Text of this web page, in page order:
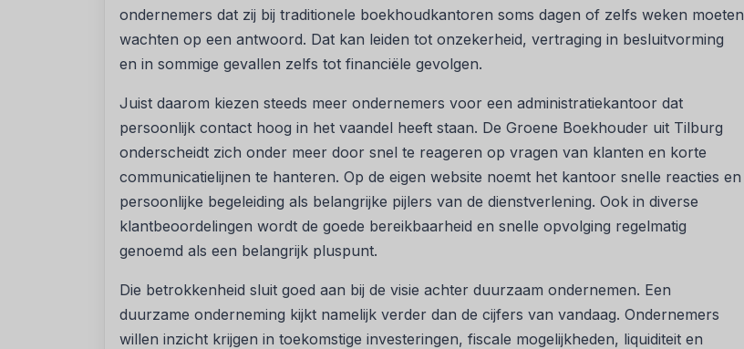
ondernemers dat zij bij traditionele boekhoudkantoren soms dagen of zelfs weken moeten
wachten op een antwoord. Dat kan leiden tot onzekerheid, vertraging in besluitvorming
en in sommige gevallen zelfs tot financiële gevolgen.
Juist daarom kiezen steeds meer ondernemers voor een administratiekantoor dat
persoonlijk contact hoog in het vaandel heeft staan. De Groene Boekhouder uit Tilburg
onderscheidt zich onder meer door snel te reageren op vragen van klanten en korte
communicatielijnen te hanteren. Op de eigen website noemt het kantoor snelle reacties en
persoonlijke begeleiding als belangrijke pijlers van de dienstverlening. Ook in diverse
klantbeoordelingen wordt de goede bereikbaarheid en snelle opvolging regelmatig
genoemd als een belangrijk pluspunt.
Die betrokkenheid sluit goed aan bij de visie achter duurzaam ondernemen. Een
duurzame onderneming kijkt namelijk verder dan de cijfers van vandaag. Ondernemers
willen inzicht krijgen in toekomstige investeringen, fiscale mogelijkheden, liquiditeit en